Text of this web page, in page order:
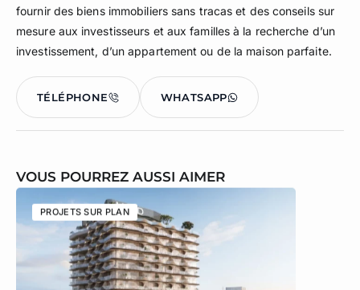
fournir des biens immobiliers sans tracas et des conseils sur
mesure aux investisseurs et aux familles à la recherche d’un
investissement, d’un appartement ou de la maison parfaite.
TÉLÉPHONE WHATSAPP
VOUS POURREZ AUSSI AIMER
PROJETS SUR PLAN